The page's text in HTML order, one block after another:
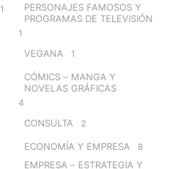
1
PERSONAJES FAMOSOS Y
PROGRAMAS DE TELEVISIÓN
1
VEGANA 1
CÓMICS – MANGA Y
NOVELAS GRÁFICAS
4
CONSULTA 2
ECONOMÍA Y EMPRESA 8
EMPRESA – ESTRATEGIA Y